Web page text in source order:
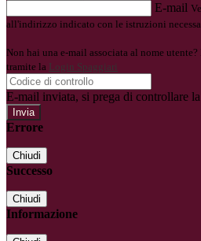
E-mail
all'indirizzo indicato con le istruzioni
Non hai una e-mail associata al nome
tramite la Login Spaggiari
E-mail inviata, si prega di controllare
Errore
Chiudi
Successo
Chiudi
Informazione